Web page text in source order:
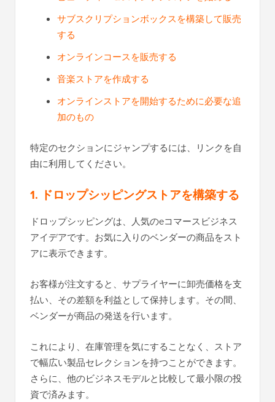
サブスクリプションボックスを構築して販売
する
オンラインコースを販売する
音楽ストアを作成する
オンラインストアを開始するために必要な追
加のもの
特定のセクションにジャンプするには、リンクを自
由に利用してください。
1. ドロップシッピングストアを構築する
ドロップシッピングは、人気のeコマースビジネス
アイデアです。お気に入りのベンダーの商品をスト
アに表示できます。
お客様が注文すると、サプライヤーに卸売価格を支
払い、その差額を利益として保持します。その間、
ベンダーが商品の発送を行います。
これにより、在庫管理を気にすることなく、ストア
で幅広い製品セレクションを持つことができます。
さらに、他のビジネスモデルと比較して最小限の投
資で済みます。